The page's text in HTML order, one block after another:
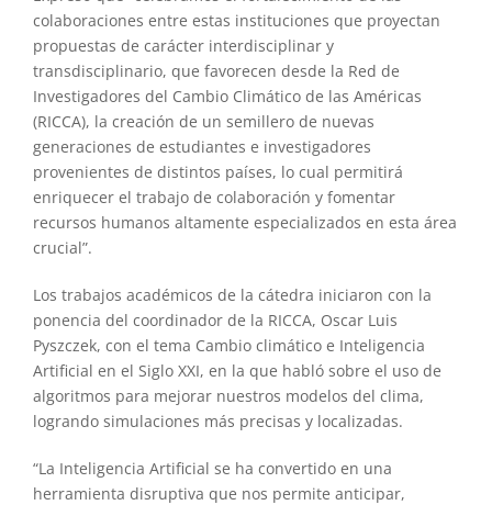
colaboraciones entre estas instituciones que proyectan
propuestas de carácter interdisciplinar y
transdisciplinario, que favorecen desde la Red de
Investigadores del Cambio Climático de las Américas
(RICCA), la creación de un semillero de nuevas
generaciones de estudiantes e investigadores
provenientes de distintos países, lo cual permitirá
enriquecer el trabajo de colaboración y fomentar
recursos humanos altamente especializados en esta área
crucial”.
Los trabajos académicos de la cátedra iniciaron con la
ponencia del coordinador de la RICCA, Oscar Luis
Pyszczek, con el tema Cambio climático e Inteligencia
Artificial en el Siglo XXI, en la que habló sobre el uso de
algoritmos para mejorar nuestros modelos del clima,
logrando simulaciones más precisas y localizadas.
“La Inteligencia Artificial se ha convertido en una
herramienta disruptiva que nos permite anticipar,